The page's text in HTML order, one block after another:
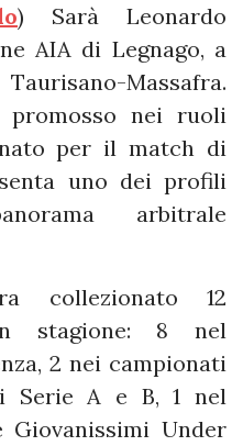
) Sarà Leonardo
AIA di Legnago, a
Massafra.
promosso nei ruoli
per il match di
uno dei profili
arbitrale
collezionato 12
stagione: 8 nel
2 nei campionati
Serie A e B, 1 nel
Giovanissimi Under